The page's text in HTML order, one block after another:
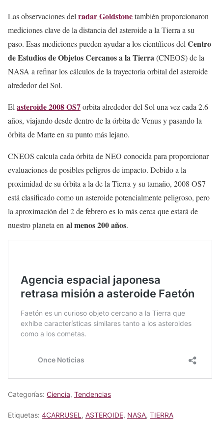
Las observaciones del radar Goldstonetambién proporcionaron
mediciones clave de la distancia del asteroide a la Tierra a su
paso. Esas mediciones pueden ayudar a los científicos del Centro
de Estudios de Objetos Cercanos a la Tierra(CNEOS) de la
NASA a refinar los cálculos de la trayectoria orbital del asteroide
alrededor del Sol.
El asteroide 2008 OS7orbita alrededor del Sol una vez cada 2.6
años, viajando desde dentro de la órbita de Venus y pasando la
órbita de Marte en su punto más lejano.
CNEOS calcula cada órbita de NEO conocida para proporcionar
evaluaciones de posibles peligros de impacto. Debido a la
proximidad de su órbita a la de la Tierra y su tamaño, 2008 OS7
está clasificado como un asteroide potencialmente peligroso, pero
la aproximación del 2 de febrero es lo más cerca que estará de
nuestro planeta en al menos 200 años.
Categorías: Ciencia, Tendencias
Etiquetas: 4CARRUSEL , ASTEROIDE, NASA, TIERRA